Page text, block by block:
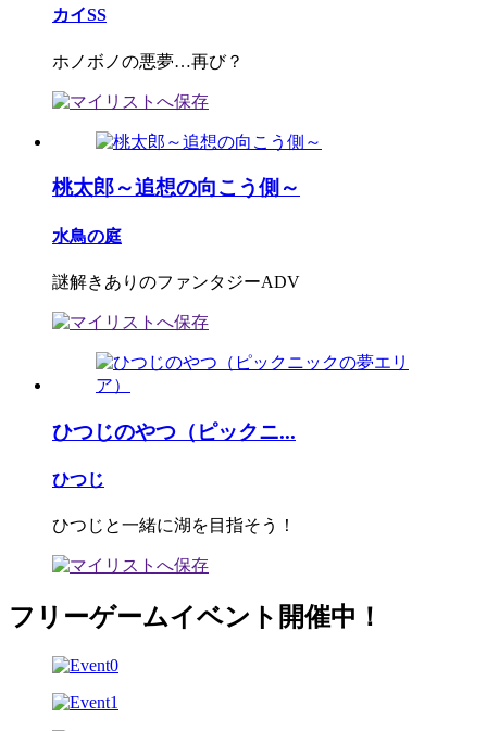
カイSS
ホノボノの悪夢…再び？
桃太郎～追想の向こう側～
水鳥の庭
謎解きありのファンタジーADV
ひつじのやつ（ピックニ...
ひつじ
ひつじと一緒に湖を目指そう！
フリーゲームイベント開催中！